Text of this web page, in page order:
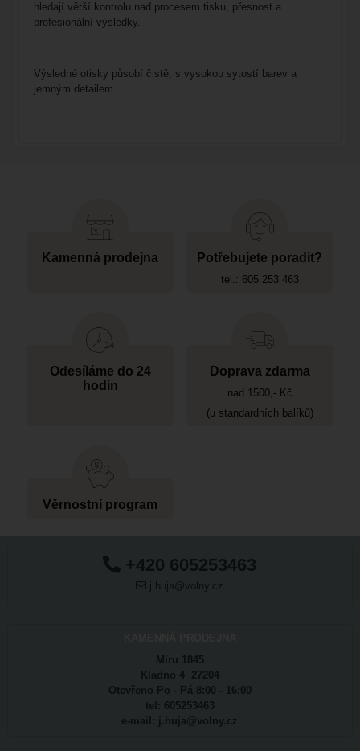
hledají větší kontrolu nad procesem tisku, přesnost a
profesionální výsledky.
Výsledné otisky působí čistě, s vysokou sytostí barev a
jemným detailem.
Kamenná prodejna Potřebujete poradit?
tel.: 605 253 463
Odesíláme do 24
hodin
Doprava zdarma
nad 1500,- Kč
(u standardních balíků)
Věrnostní program
+420 605253463
j.huja@volny.cz
Míru 1845
Kladno 4 27204
Otevřeno Po - Pá 8:00 - 16:00
tel: 605253463
e-mail: j.huja@volny.cz